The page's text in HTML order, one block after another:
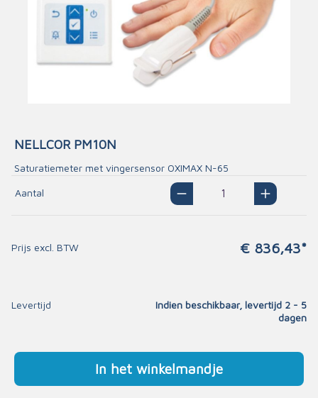
NELLCOR PM10N
Saturatiemeter met vingersensor OXIMAX N-65
Aantal
Prijs excl. BTW € 836,43*
Levertijd
Indien beschikbaar, levertijd 2 - 5
dagen
In het winkelmandje